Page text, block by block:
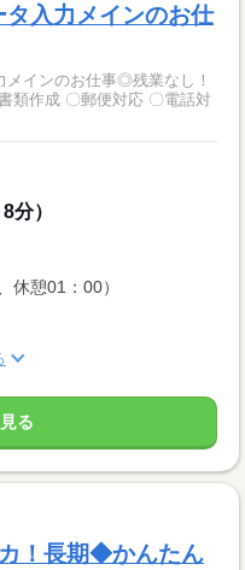
入力メインのお仕
インのお仕事◎残業なし！
分）
休憩01：00）
る
！長期◆かんたん